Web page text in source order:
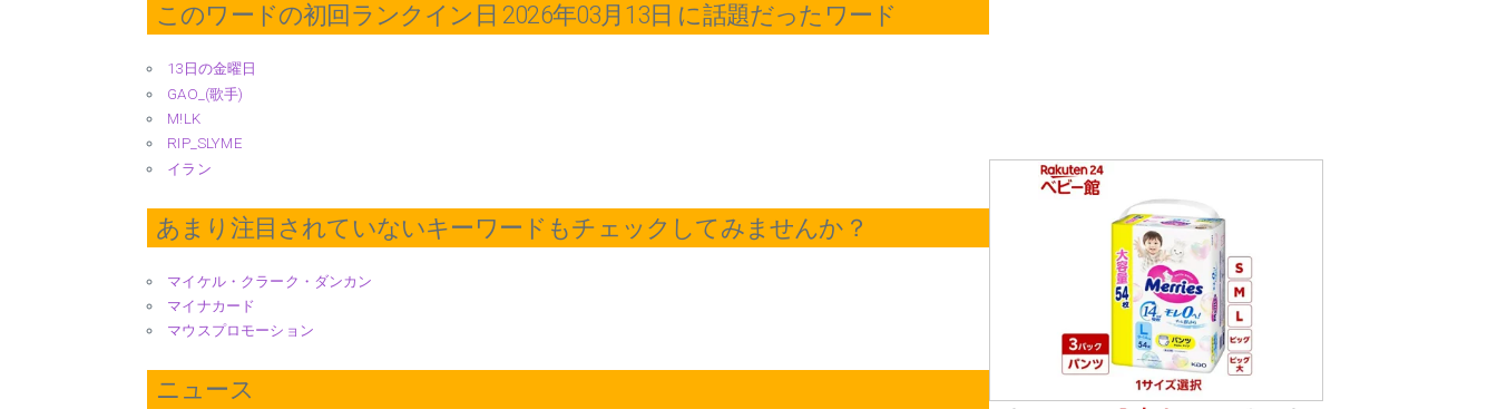
このワードの初回ランクイン日 2026年03月13日 に話題だったワード
13日の金曜日
GAO_(歌手)
M!LK
RIP_SLYME
イラン
あまり注目されていないキーワードもチェックしてみませんか？
マイケル・クラーク・ダンカン
マイナカード
マウスプロモーション
ニュース